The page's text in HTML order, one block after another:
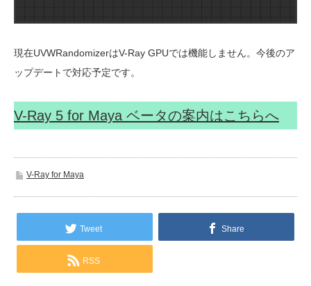
現在UVWRandomizerはV-Ray GPUでは機能しません。今後のア
ップデートで対応予定です。
V-Ray 5 for Maya ベータの案内はこちらへ
V-Ray for Maya
Tweet Share
RSS